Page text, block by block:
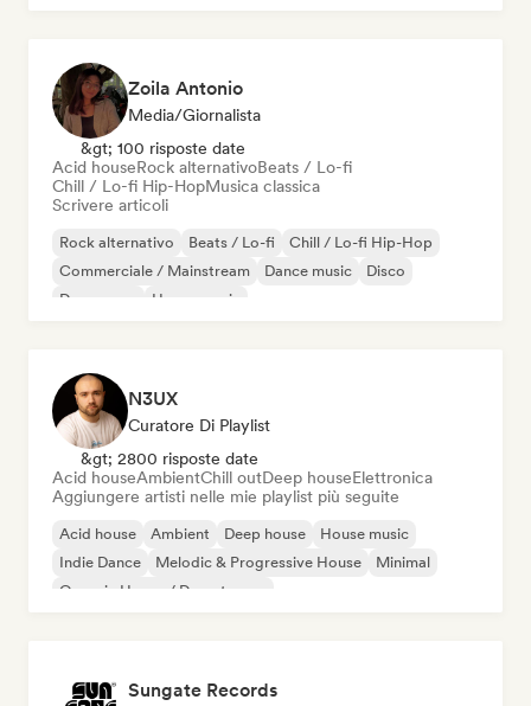
Zoila Antonio
Media/Giornalista
&gt; 100 risposte date
Acid houseRock alternativoBeats / Lo-fi
Chill / Lo-fi Hip-HopMusica classica
Scrivere articoli
Rock alternativo Beats / Lo-fi
Chill / Lo-fi Hip-Hop
Commerciale / Mainstream
Dance music
Disco
Dream pop
House music
N3UX
Curatore Di Playlist
&gt; 2800 risposte date
Acid houseAmbientChill outDeep houseElettronica
Aggiungere artisti nelle mie playlist più seguite
Acid house Ambient Deep house
House music
Indie Dance
Melodic & Progressive House
Minimal
Organic House / Downtempo
Sungate Records